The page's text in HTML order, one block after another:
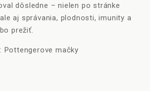
dôsledne – nielen po stránke
aj správania, plodnosti, imunity a
prežiť.